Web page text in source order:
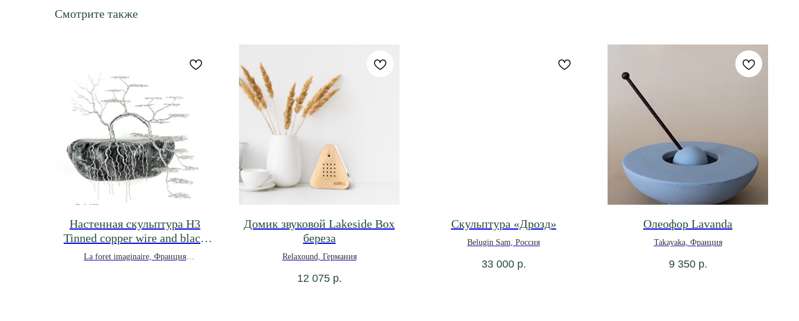
Смотрите также
Настенная скульптура H3
Tinned copper wire and black
pebble with white lines
La foret imaginaire, Франция
Домик звуковой Lakeside Box
береза
Relaxound, Германия
12 075 р.
Скульптура «Дрозд»
Belugin Sam, Россия
33 000 р.
Олеофор Lavanda
Takayaka, Франция
9 350 р.